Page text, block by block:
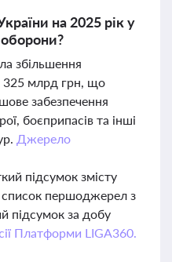
на 2025 рік у
оборони?
збільшення
млрд грн, що
забезпечення
боєприпасів та інші
Джерело
підсумок змісту
список першоджерел з
підсумок за добу
Платформи LIGA360.